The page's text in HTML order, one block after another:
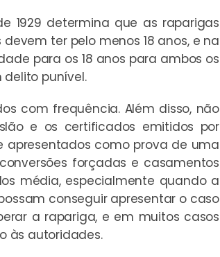
1929 determina que as raparigas
ter pelo menos 18 anos, e na
para os 18 anos para ambos os
delito punível.
com frequência. Além disso, não
e os certificados emitidos por
apresentados como prova de uma
forçadas e casamentos
média, especialmente quando a
conseguir apresentar o caso
a rapariga, e em muitos casos
às autoridades.